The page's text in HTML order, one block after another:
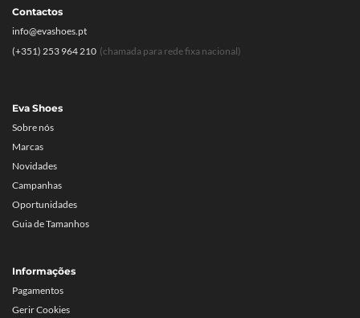
Eva Shoes
Sobre nós
Marcas
Novidades
Campanhas
Oportunidades
Guia de Tamanhos
Informações
Pagamentos
Gerir Cookies
Contactos
info@evashoes.pt
(+351) 253 964 210 (chamada para rede fixa nacional)